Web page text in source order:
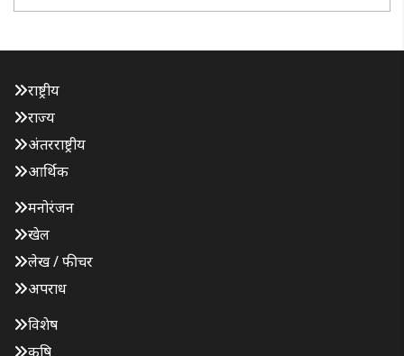
राष्ट्रीय
राज्य
अंतरराष्ट्रीय
आर्थिक
मनोरंजन
खेल
लेख / फीचर
अपराध
विशेष
कृषि